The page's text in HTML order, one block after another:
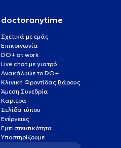
doctoranytime
Σχετικά με εμάς
Επικοινωνία
DO+ at work
Live chat με γιατρό
Ανακάλυψε το DO+
Κλινική Φροντίδας Βάρους
Άμεση Συνεδρία
Καριέρα
Σελίδα τύπου
Ενέργειες
Εμπιστευτικότητα
Υποστηρίζουμε